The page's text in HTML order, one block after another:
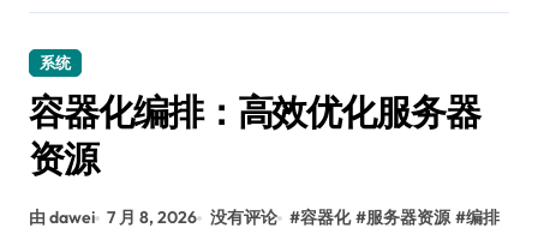
系统
容器化编排：高效优化服务器
资源
由 dawei 7 月 8, 2026 没有评论 #容器化 #服务器资源 #编排